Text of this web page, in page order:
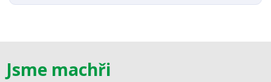
Jsme machři